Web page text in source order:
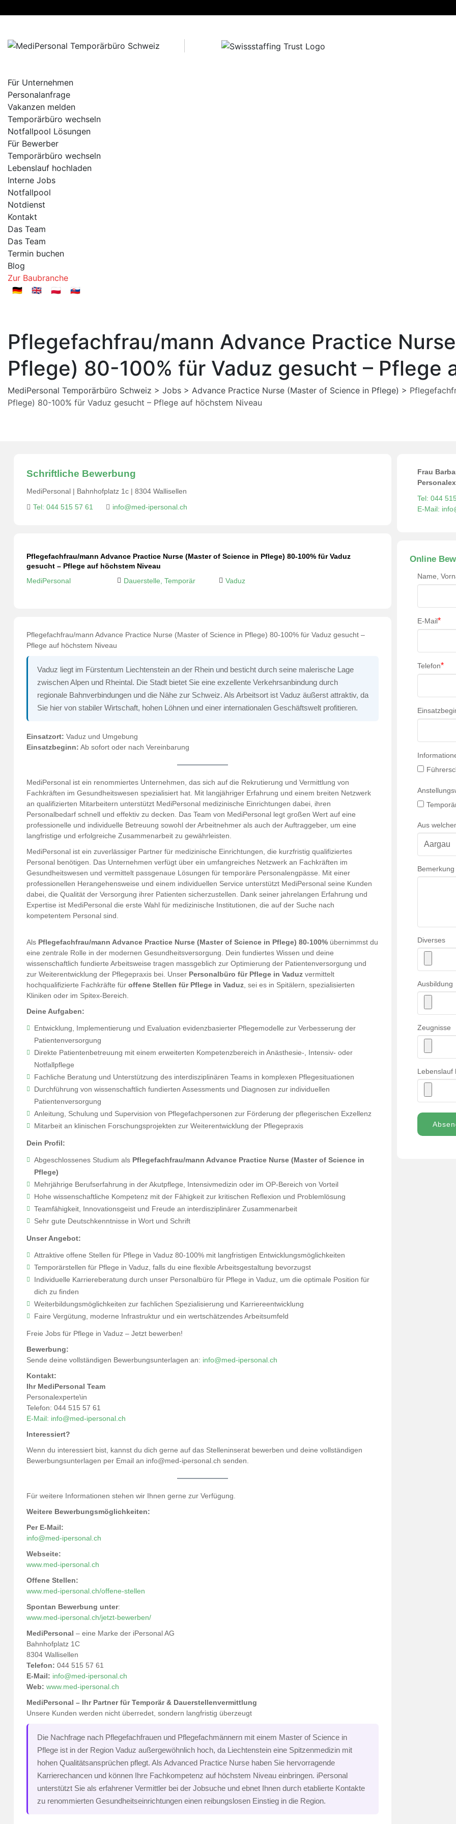
to
Für Unternehmen
Personalanfrage
Vakanzen melden
Temporärbüro wechseln
Notfallpool Lösungen
Für Bewerber
Temporärbüro wechseln
Lebenslauf hochladen
Interne Jobs
Notfallpool
Notdienst
Kontakt
Das Team
Das Team
Termin buchen
Blog
Zur Baubranche
🇩🇪
🇬🇧 🇵🇱 🇸🇰
Pflegefachfrau/mann Advance Practice
Pflege) 80-100% für Vaduz gesucht – Pflege
MediPersonal Temporärbüro Schweiz > Jobs > Advance Practice Nurse (Master of Science in Pflege) >
Pflege) 80-100% für Vaduz gesucht – Pflege auf höchstem Niveau
Schriftliche Bewerbung
MediPersonal | Bahnhofplatz 1c | 8304 Wallisellen
Tel: 044 515 57 61
info@med-ipersonal.ch
Pflegefachfrau/mann Advance Practice Nurse (Master of Science in Pflege) 80-100% für Vaduz
gesucht – Pflege auf höchstem Niveau
MediPersonal
Dauerstelle, Temporär Vaduz
Pflegefachfrau/mann Advance Practice Nurse (Master of Science in Pflege) 80-100% für Vaduz gesucht –
Pflege auf höchstem Niveau
Vaduz liegt im Fürstentum Liechtenstein an der Rhein und besticht durch seine malerische Lage
zwischen Alpen und Rheintal. Die Stadt bietet Sie eine exzellente Verkehrsanbindung durch
regionale Bahnverbindungen und die Nähe zur Schweiz. Als Arbeitsort ist Vaduz äußerst attraktiv, da
Sie hier von stabiler Wirtschaft, hohen Löhnen und einer internationalen Geschäftswelt profitieren.
Einsatzort: Vaduz und Umgebung
Einsatzbeginn: Ab sofort oder nach Vereinbarung
MediPersonal ist ein renommiertes Unternehmen, das sich auf die Rekrutierung und Vermittlung von
Fachkräften im Gesundheitswesen spezialisiert hat. Mit langjähriger Erfahrung und einem breiten Netzwerk
an qualifizierten Mitarbeitern unterstützt MediPersonal medizinische Einrichtungen dabei, ihren
Personalbedarf schnell und effektiv zu decken. Das Team von MediPersonal legt großen Wert auf eine
professionelle und individuelle Betreuung sowohl der Arbeitnehmer als auch der Auftraggeber, um eine
langfristige und erfolgreiche Zusammenarbeit zu gewährleisten.
MediPersonal ist ein zuverlässiger Partner für medizinische Einrichtungen, die kurzfristig qualifiziertes
Personal benötigen. Das Unternehmen verfügt über ein umfangreiches Netzwerk an Fachkräften im
Gesundheitswesen und vermittelt passgenaue Lösungen für temporäre Personalengpässe. Mit einer
professionellen Herangehensweise und einem individuellen Service unterstützt MediPersonal seine Kunden
dabei, die Qualität der Versorgung ihrer Patienten sicherzustellen. Dank seiner jahrelangen Erfahrung und
Expertise ist MediPersonal die erste Wahl für medizinische Institutionen, die auf der Suche nach
kompetentem Personal sind.
Als Pflegefachfrau/mann Advance Practice Nurse (Master of Science in Pflege) 80-100% übernimmst du
eine zentrale Rolle in der modernen Gesundheitsversorgung. Dein fundiertes Wissen und deine
wissenschaftlich fundierte Arbeitsweise tragen massgeblich zur Optimierung der Patientenversorgung und
zur Weiterentwicklung der Pflegepraxis bei. Unser Personalbüro für Pflege in Vaduz vermittelt
hochqualifizierte Fachkräfte für offene Stellen für Pflege in Vaduz , sei es in Spitälern, spezialisierten
Kliniken oder im Spitex-Bereich.
Deine Aufgaben:
Entwicklung, Implementierung und Evaluation evidenzbasierter Pflegemodelle zur Verbesserung der
Patientenversorgung
Direkte Patientenbetreuung mit einem erweiterten Kompetenzbereich in Anästhesie-, Intensiv- oder
Notfallpflege
Fachliche Beratung und Unterstützung des interdisziplinären Teams in komplexen Pflegesituationen
Durchführung von wissenschaftlich fundierten Assessments und Diagnosen zur individuellen
Patientenversorgung
Anleitung, Schulung und Supervision von Pflegefachpersonen zur Förderung der pflegerischen Exzellenz
Mitarbeit an klinischen Forschungsprojekten zur Weiterentwicklung der Pflegepraxis
Dein Profil:
Abgeschlossenes Studium als Pflegefachfrau/mann Advance Practice Nurse (Master of Science in
Pflege)
Mehrjährige Berufserfahrung in der Akutpflege, Intensivmedizin oder im OP-Bereich von Vorteil
Hohe wissenschaftliche Kompetenz mit der Fähigkeit zur kritischen Reflexion und Problemlösung
Teamfähigkeit, Innovationsgeist und Freude an interdisziplinärer Zusammenarbeit
Sehr gute Deutschkenntnisse in Wort und Schrift
Unser Angebot:
Attraktive offene Stellen für Pflege in Vaduz 80-100% mit langfristigen Entwicklungsmöglichkeiten
Temporärstellen für Pflege in Vaduz, falls du eine flexible Arbeitsgestaltung bevorzugst
Individuelle Karriereberatung durch unser Personalbüro für Pflege in Vaduz, um die optimale Position für
dich zu finden
Weiterbildungsmöglichkeiten zur fachlichen Spezialisierung und Karriereentwicklung
Faire Vergütung, moderne Infrastruktur und ein wertschätzendes Arbeitsumfeld
Freie Jobs für Pflege in Vaduz – Jetzt bewerben!
Bewerbung:
Sende deine vollständigen Bewerbungsunterlagen an: info@med-ipersonal.ch
Kontakt:
Ihr MediPersonal Team
Personalexperte\in
Telefon: 044 515 57 61
E-Mail: info@med-ipersonal.ch
Interessiert?
Wenn du interessiert bist, kannst du dich gerne auf das Stelleninserat bewerben und deine vollständigen
Bewerbungsunterlagen per Email an info@med-ipersonal.ch senden.
Für weitere Informationen stehen wir Ihnen gerne zur Verfügung.
Weitere Bewerbungsmöglichkeiten:
Per E-Mail:
info@med-ipersonal.ch
Webseite:
www.med-ipersonal.ch
Offene Stellen:
www.med-ipersonal.ch/offene-stellen
Spontan Bewerbung unter:
www.med-ipersonal.ch/jetzt-bewerben/
MediPersonal – eine Marke der iPersonal AG
Bahnhofplatz 1C
8304 Wallisellen
Telefon: 044 515 57 61
E-Mail: info@med-ipersonal.ch
Web: www.med-ipersonal.ch
MediPersonal – Ihr Partner für Temporär & Dauerstellenvermittlung
Unsere Kunden werden nicht überredet, sondern langfristig überzeugt
Die Nachfrage nach Pflegefachfrauen und Pflegefachmännern mit einem Master of Science in
Pflege ist in der Region Vaduz außergewöhnlich hoch, da Liechtenstein eine Spitzenmedizin mit
hohen Qualitätsansprüchen pflegt. Als Advanced Practice Nurse haben Sie hervorragende
Karrierechancen und können Ihre Fachkompetenz auf höchstem Niveau einbringen. iPersonal
unterstützt Sie als erfahrener Vermittler bei der Jobsuche und ebnet Ihnen durch etablierte Kontakte
zu renommierten Gesundheitseinrichtungen einen reibungslosen Einstieg in die Region.
Frau
Tel: 044
E-Mail:
Online
Name,
E-Mail*
Telefon*
Aus
Bemerkung
Diverses
Ausbildung
Zeugnisse
Lebenslauf